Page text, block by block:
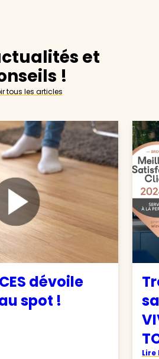
et
!
tous les articles
dévoile
spot !